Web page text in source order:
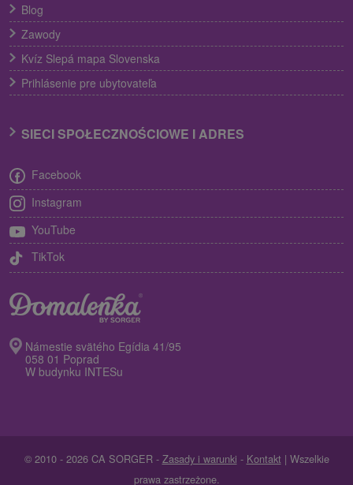
Blog
Zawody
Kvíz Slepá mapa Slovenska
Prihlásenie pre ubytovateľa
SIECI SPOŁECZNOŚCIOWE I ADRES
Facebook
Instagram
YouTube
TikTok
Námestie svätého Egídia 41/95
058 01 Poprad
W budynku INTESu
© 2010 - 2026 CA SORGER - Zasady i warunki - Kontakt | Wszelkie
prawa zastrzeżone.